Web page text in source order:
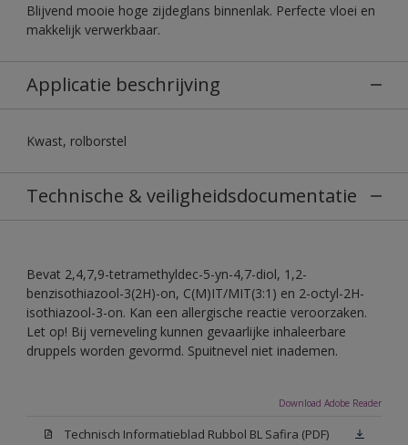
Blijvend mooie hoge zijdeglans binnenlak. Perfecte vloei en
makkelijk verwerkbaar.
Applicatie beschrijving
Kwast, rolborstel
Technische & veiligheidsdocumentatie
Bevat 2,4,7,9-tetramethyldec-5-yn-4,7-diol, 1,2-
benzisothiazool-3(2H)-on, C(M)IT/MIT(3:1) en 2-octyl-2H-
isothiazool-3-on. Kan een allergische reactie veroorzaken.
Let op! Bij verneveling kunnen gevaarlijke inhaleerbare
druppels worden gevormd. Spuitnevel niet inademen.
Download Adobe Reader
Technisch Informatieblad Rubbol BL Safira (PDF)